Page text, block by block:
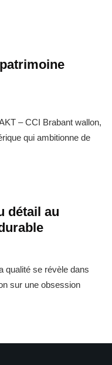
– CCI Brabant wallon,
qui ambitionne de
détail au
qualité se révèle dans
sur une obsession